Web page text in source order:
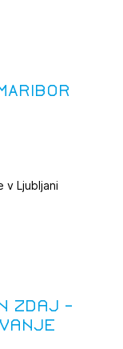
ZAPS
v Ljubljani
zdaj -